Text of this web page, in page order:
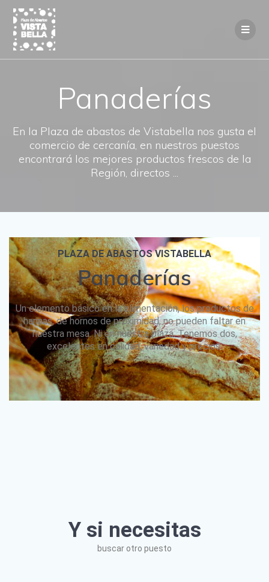
Panaderías
En la Plaza de abastos de Vistabella nos gusta el
comercio de cercanía, en nuestros puestos
encontrará los mejores productos frescos de la
Región, directos ...
PLAZA DE ABASTOS VISTABELLA
Panaderías
Un elemento básico en la alimentación, los productos de
harinas, de hornos de proximidad, no pueden faltar en
nuestra mesa. Ni en nuestra plaza. Tenemos dos,
excelentes en calidad, variedad y precios.
Y si necesitas
buscar otro puesto